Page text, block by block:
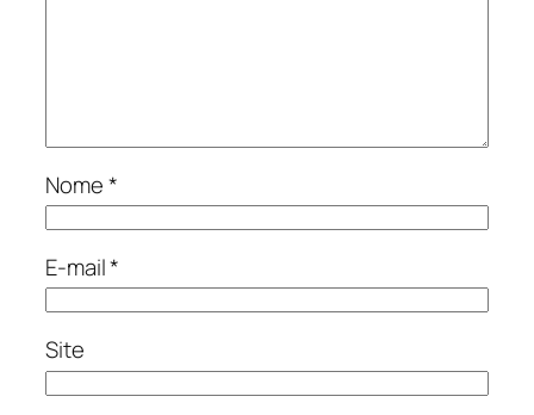
Nome*
E-mail*
Site